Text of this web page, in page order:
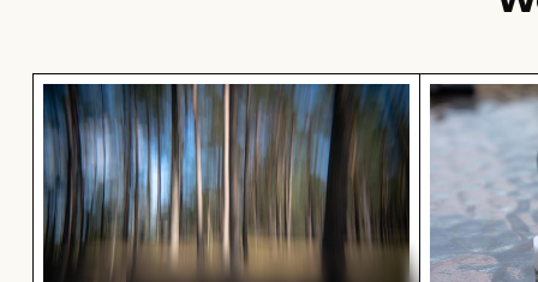
Abstrakter Wald mit Bewegungsunschärfe
Weiße